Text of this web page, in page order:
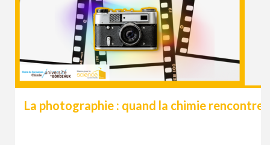
La photographie : quand la chimie rencontre